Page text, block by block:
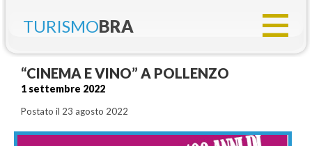
TURISMOBRA
“CINEMA E VINO” A POLLENZO
1 settembre 2022
Postato il 23 agosto 2022